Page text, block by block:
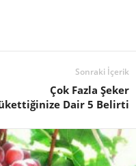
Sonraki İçerik
Çok Fazla Şeker
Dair 5 Belirti